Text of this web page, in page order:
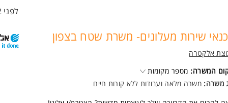
לפני 2 שעות
שירות מעלונים- משרת שטח בצפון
אלקטרה
המשרה: מספר מקומות
משרה: משרה מלאה ועבודות ללא קורות חיים